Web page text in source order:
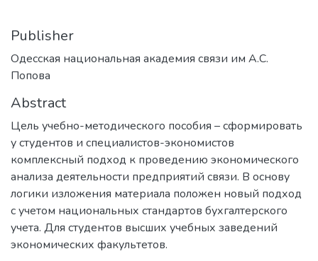
Publisher
Одесская национальная академия связи им А.С.
Попова
Abstract
Цель учебно-методического пособия – сформировать
у студентов и специалистов-экономистов
комплексный подход к проведению экономического
анализа деятельности предприятий связи. В основу
логики изложения материала положен новый подход
с учетом национальных стандартов бухгалтерского
учета. Для студентов высших учебных заведений
экономических факультетов.